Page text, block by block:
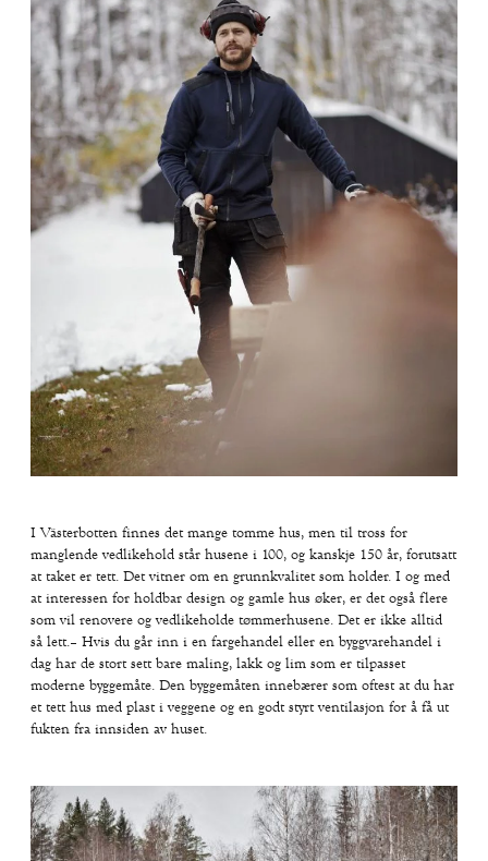
I Västerbotten finnes det mange tomme hus, men til tross for
manglende vedlikehold står husene i 100, og kanskje 150 år, forutsatt
at taket er tett. Det vitner om en grunnkvalitet som holder. I og med
at interessen for holdbar design og gamle hus øker, er det også flere
som vil renovere og vedlikeholde tømmerhusene. Det er ikke alltid
så lett.– Hvis du går inn i en fargehandel eller en byggvarehandel i
dag har de stort sett bare maling, lakk og lim som er tilpasset
moderne byggemåte. Den byggemåten innebærer som oftest at du har
et tett hus med plast i veggene og en godt styrt ventilasjon for å få ut
fukten fra innsiden av huset.